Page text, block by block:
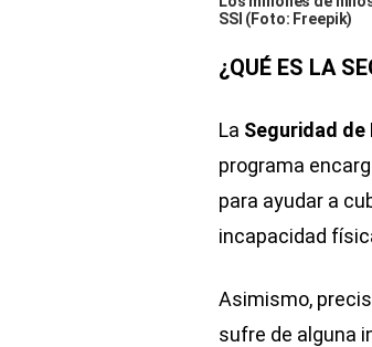
SSI (Foto: Freepik)
¿QUÉ ES LA
La Seguridad
programa
para ayudar a
incapacidad
Asimismo,
sufre de alguna